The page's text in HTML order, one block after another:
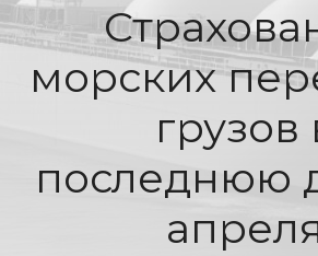
морских
грузов
последнюю